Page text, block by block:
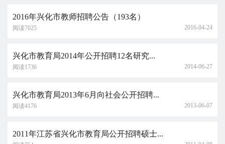
2016年兴化市教师招聘公告（193名）
阅读7025 2016-04-24
兴化市教育局2014年公开招聘12名研究...
阅读1736 2014-06-27
兴化市教育局2013年6月向社会公开招聘...
阅读4176 2013-06-07
2011年江苏省兴化市教育局公开招聘硕士...